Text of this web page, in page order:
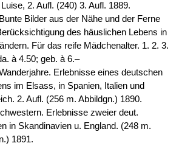
2. Aufl. (240) 3. Aufl. 1889.
Bilder aus der Nähe und der Ferne
des häuslichen Lebens in
Für das reife Mädchenalter. 1. 2. 3.
à 4.50; geb. à 6.–
Erlebnisse eines deutschen
im Elsass, in Spanien, Italien und
2. Aufl. (256 m. Abbildgn.) 1890.
Erlebnisse zweier deut.
in Skandinavien u. England. (248 m.
1891.